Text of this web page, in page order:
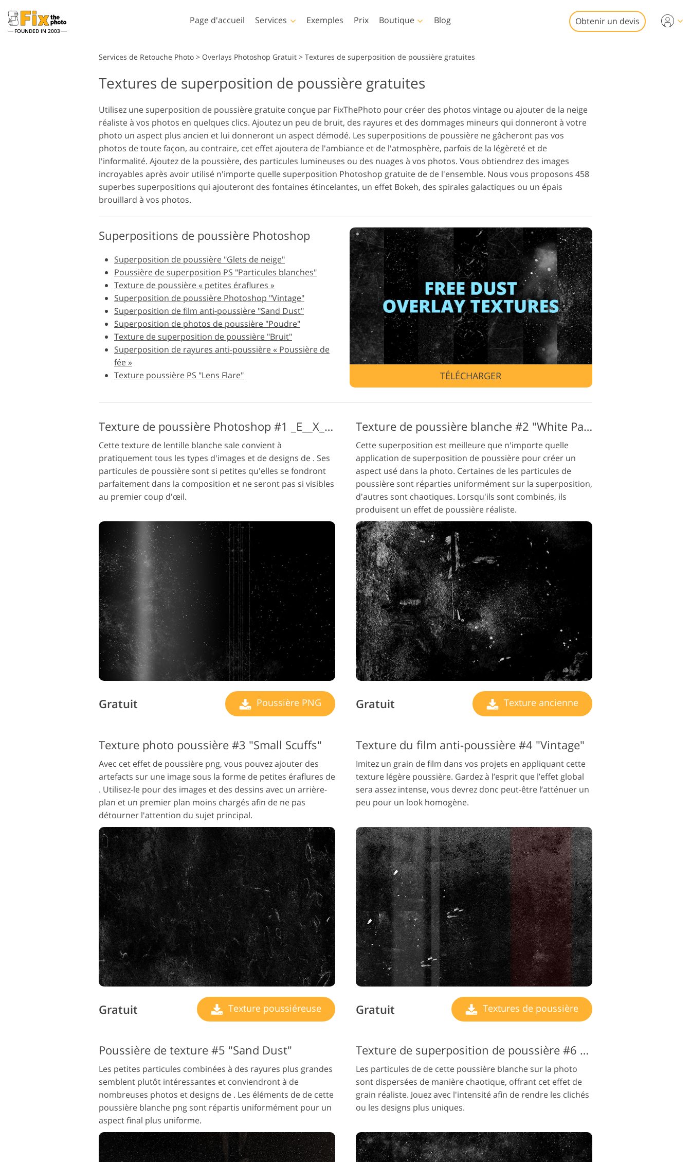
FOUNDED IN 2003
Page d'accueil Services
pour bébé
immobilière
Services de Retouche Photo
de Mariage
Modèles de vêtements
générés par l'IA
Services de manipulation
d'images
Services de restauration
photo
Services de retouche de
Services de retouche de
Données d'Entraînement IA Services de montage vidéo
Exemples Prix Boutique
Lightroom
Préréglages Lightroom
préréglages LR
Meilleures offres
prédéfinies
Collecte mobile
Photoshop
Actions Photoshop
Superpositions
Photoshop
Textures Photoshop
Ps Actions Collections
entières
Ps superpose des
collections entières
Templates
Modèles
Cartes de Saint Valentin
Invitations de mariage
Invitation d'anniversaire
pour enfants
Video
Blog Obtenir un devis
Services de Retouche Photo > Overlays Photoshop Gratuit > Textures de superposition de poussière gratuites
Textures de superposition de poussière gratuites
Utilisez une superposition de poussière gratuite conçue par FixThePhoto pour créer des photos vintage ou ajouter de la neige
réaliste à vos photos en quelques clics. Ajoutez un peu de bruit, des rayures et des dommages mineurs qui donneront à votre
photo un aspect plus ancien et lui donneront un aspect démodé. Les superpositions de poussière ne gâcheront pas vos
photos de toute façon, au contraire, cet effet ajoutera de l'ambiance et de l'atmosphère, parfois de la légèreté et de
l'informalité. Ajoutez de la poussière, des particules lumineuses ou des nuages à vos photos. Vous obtiendrez des images
incroyables après avoir utilisé n'importe quelle superposition Photoshop gratuite de de l'ensemble. Nous vous proposons 458
superbes superpositions qui ajouteront des fontaines étincelantes, un effet Bokeh, des spirales galactiques ou un épais
brouillard à vos photos.
Superpositions de poussière Photoshop
Superposition de poussière "Glets de neige"
Poussière de superposition PS "Particules blanches"
Texture de poussière « petites éraflures »
Superposition de poussière Photoshop "Vintage"
Superposition de film anti-poussière "Sand Dust"
Superposition de photos de poussière "Poudre"
Texture de superposition de poussière "Bruit"
Superposition de rayures anti-poussière « Poussière de
fée »
Texture poussière PS "Lens Flare"
TÉLÉCHARGER
Texture de poussière Photoshop #1 _E__X_C_1_
Cette texture de lentille blanche sale convient à
pratiquement tous les types d'images et de designs de . Ses
particules de poussière sont si petites qu'elles se fondront
parfaitement dans la composition et ne seront pas si visibles
au premier coup d'œil.
Gratuit Poussière PNG
Texture de poussière blanche #2 "White Particles"
Cette superposition est meilleure que n'importe quelle
application de superposition de poussière pour créer un
aspect usé dans la photo. Certaines de les particules de
poussière sont réparties uniformément sur la superposition,
d'autres sont chaotiques. Lorsqu'ils sont combinés, ils
produisent un effet de poussière réaliste.
Gratuit Texture ancienne
Texture photo poussière #3 "Small Scuffs"
Avec cet effet de poussière png, vous pouvez ajouter des
artefacts sur une image sous la forme de petites éraflures de
. Utilisez-le pour des images et des dessins avec un arrière-
plan et un premier plan moins chargés afin de ne pas
détourner l'attention du sujet principal.
Gratuit Texture poussiéreuse
Texture du film anti-poussière #4 "Vintage"
Imitez un grain de film dans vos projets en appliquant cette
texture légère poussière. Gardez à l’esprit que l’effet global
sera assez intense, vous devrez donc peut-être l’atténuer un
peu pour un look homogène.
Gratuit Textures de poussière
Poussière de texture #5 "Sand Dust"
Les petites particules combinées à des rayures plus grandes
semblent plutôt intéressantes et conviendront à de
nombreuses photos et designs de . Les éléments de de cette
poussière blanche png sont répartis uniformément pour un
aspect final plus uniforme.
Texture de superposition de poussière #6 "Tiny Dust"
Les particules de de cette poussière blanche sur la photo
sont dispersées de manière chaotique, offrant cet effet de
grain réaliste. Jouez avec l'intensité afin de rendre les clichés
ou les designs plus uniques.